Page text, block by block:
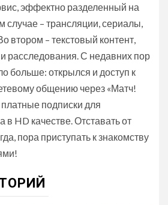
эффектно разделенный на
случае – трансляции, сериалы,
втором – текстовый контент,
расследования. С недавних пор
больше: открылся и доступ к
общению через «Матч!
подписки для
в HD качестве. Отставать от
пора приступать к знакомству